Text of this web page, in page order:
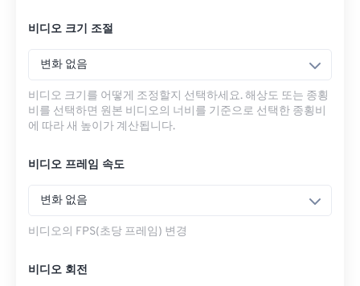
비디오 크기 조절
변화 없음
비디오 크기를 어떻게 조정할지 선택하세요. 해상도 또는 종횡
비를 선택하면 원본 비디오의 너비를 기준으로 선택한 종횡비
에 따라 새 높이가 계산됩니다.
비디오 프레임 속도
변화 없음
비디오의 FPS(초당 프레임) 변경
비디오 회전